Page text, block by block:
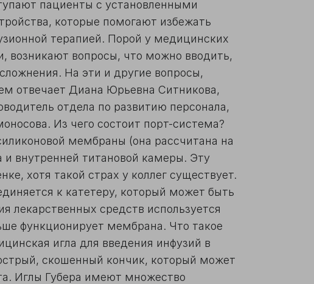
пациенты с установленными
которые помогают избежать
терапией. Порой у медицинских
возникают вопросы, что можно вводить,
На эти и другие вопросы,
отвечает Диана Юрьевна Ситникова,
отдела по развитию персонала,
Из чего состоит порт-система?
мембраны (она рассчитана на
и внутренней титановой камеры. Эту
хотя такой страх у коллег существует.
к катетеру, который может быть
лекарственных средств используется
функционирует мембрана. Что такое
игла для введения инфузий в
скошенный кончик, который может
Иглы Губера имеют множество